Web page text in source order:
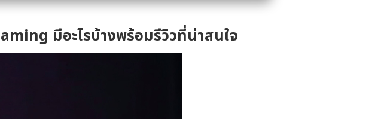
มีอะไรบ้างพร้อมรีวิวที่น่าสนใจ